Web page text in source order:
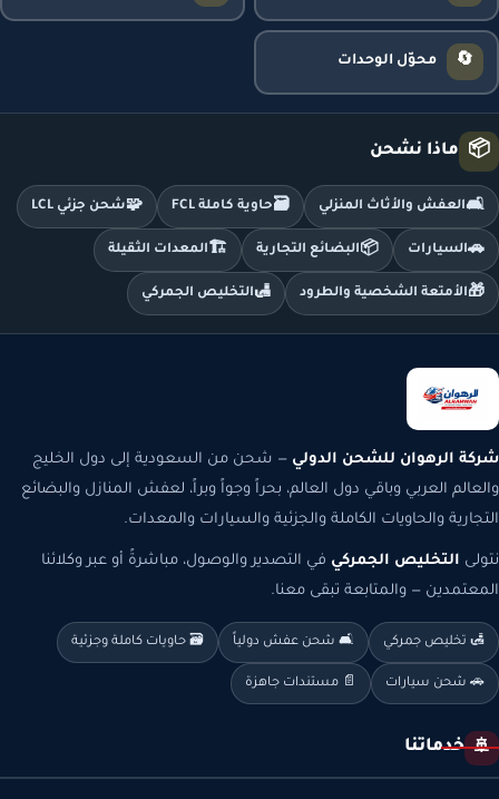
🔄 محوّل الوحدات
📦 ماذا نشحن
🛋️العفش والأثاث المنزلي 🗃️حاوية كاملة FCL 🧩شحن جزئي LCL
🚗السيارات 📦البضائع التجارية 🏗️المعدات الثقيلة
🎁الأمتعة الشخصية والطرود 🛃التخليص الجمركي
شركة الرهوان للشحن الدولي — شحن من السعودية إلى دول الخليج
والعالم العربي وباقي دول العالم، بحراً وجواً وبراً، لعفش المنازل والبضائع
التجارية والحاويات الكاملة والجزئية والسيارات والمعدات.
نتولى التخليص الجمركي في التصدير والوصول، مباشرةً أو عبر وكلائنا
المعتمدين — والمتابعة تبقى معنا.
🛃 تخليص جمركي 🛋️ شحن عفش دولياً 🗃️ حاويات كاملة وجزئية
🚗 شحن سيارات 📄 مستندات جاهزة
🚢 خدماتنا